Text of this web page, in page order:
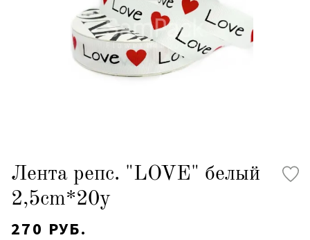
Лента репс. "LOVE" белый
2,5cm*20y
270 РУБ.